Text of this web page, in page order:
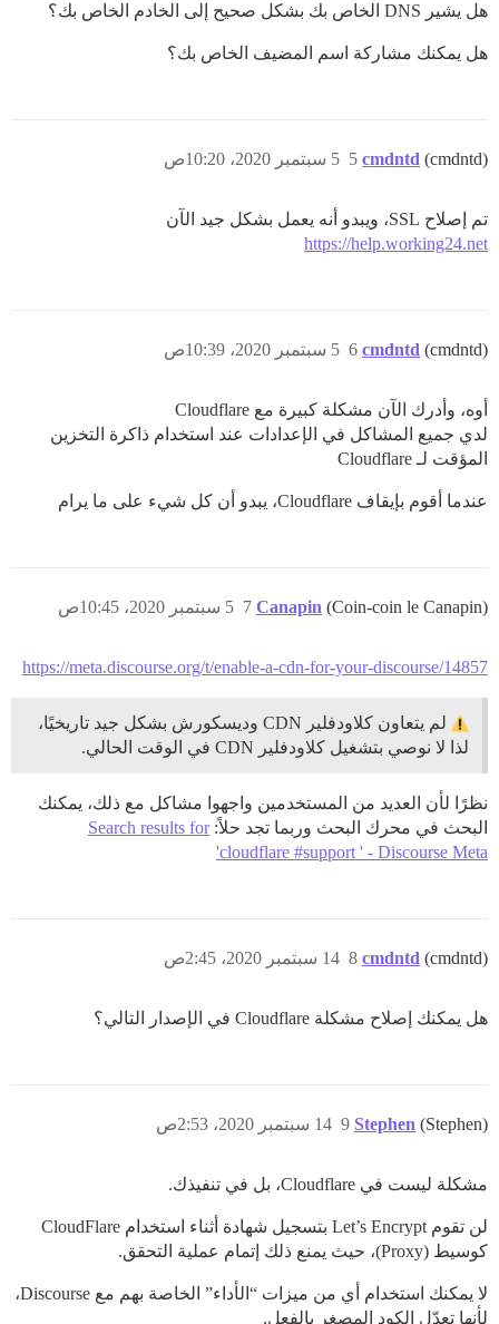
هل يشير DNS الخاص بك بشكل صحيح إلى الخادم الخاص بك؟
هل يمكنك مشاركة اسم المضيف الخاص بك؟
cmdntd (cmdntd) 5 سبتمبر 2020، 10:20ص 5
تم إصلاح SSL، ويبدو أنه يعمل بشكل جيد الآن
https://help.working24.net
cmdntd (cmdntd) 5 سبتمبر 2020، 10:39ص 6
أوه، وأدرك الآن مشكلة كبيرة مع Cloudflare
لدي جميع المشاكل في الإعدادات عند استخدام ذاكرة التخزين
المؤقت لـ Cloudflare
عندما أقوم بإيقاف Cloudflare، يبدو أن كل شيء على ما يرام
Canapin (Coin-coin le Canapin) 5 سبتمبر 2020، 10:45ص 7
https://meta.discourse.org/t/enable-a-cdn-for-your-discourse/14857
لم يتعاون كلاودفلير CDN وديسكورش بشكل جيد تاريخيًا،
لذا لا نوصي بتشغيل كلاودفلير CDN في الوقت الحالي.
نظرًا لأن العديد من المستخدمين واجهوا مشاكل مع ذلك، يمكنك
البحث في محرك البحث وربما تجد حلاً:Search results for
'cloudflare #support ' - Discourse Meta
cmdntd (cmdntd) 14 سبتمبر 2020، 2:45ص 8
هل يمكنك إصلاح مشكلة Cloudflare في الإصدار التالي؟
Stephen (Stephen) 14 سبتمبر 2020، 2:53ص 9
مشكلة ليست في Cloudflare، بل في تنفيذك.
لن تقوم Let’s Encrypt بتسجيل شهادة أثناء استخدام CloudFlare
كوسيط (Proxy)، حيث يمنع ذلك إتمام عملية التحقق.
لا يمكنك استخدام أي من ميزات “الأداء” الخاصة بهم مع Discourse،
لأنها تعدّل الكود المصغر بالفعل.